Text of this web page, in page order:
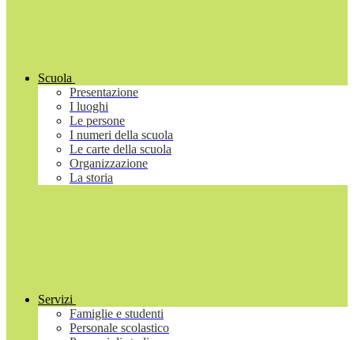
Scuola
Presentazione
I luoghi
Le persone
I numeri della scuola
Le carte della scuola
Organizzazione
La storia
Servizi
Famiglie e studenti
Personale scolastico